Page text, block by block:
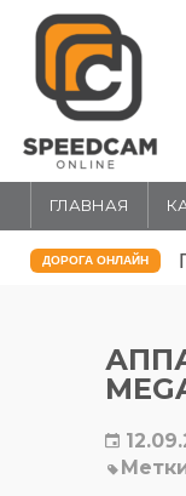
ГЛАВНАЯ
ДОРОГА ОНЛАЙН